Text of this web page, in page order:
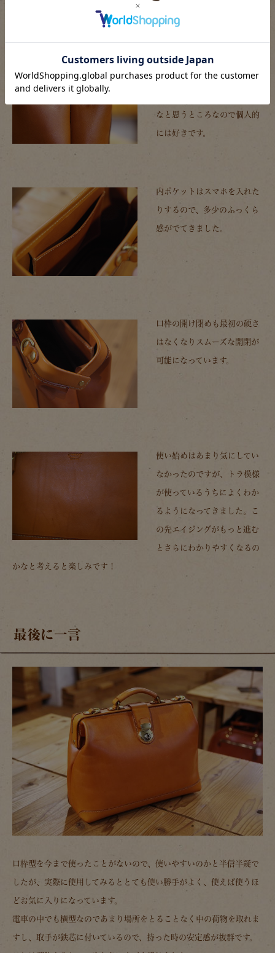
口枠の先端が当たるのでマチ
にもあたりがついています。
なと思うところなので個人的
には好きです。
内ポケットはスマホを入れた
りするので、多少のふっくら
感がでてきました。
口枠の開け閉めも最初の硬さ
はなくなりスムーズな開閉が
可能になっています。
使い始めはあまり気にしてい
なかったのですが、トラ模様
が使っているうちによくわか
るようになってきました。こ
の先エイジングがもっと進む
とさらにわかりやすくなるの
かなと考えると楽しみです！
最後に一言
口枠型を今まで使ったことがないので、使いやすいのかと半信半疑で
したが、実際に使用してみるととても使い勝手がよく、使えば使うほ
どお気に入りになっています。
電車の中でも横型なのであまり場所をとることなく中の荷物を取れま
すし、取手が鉄芯に付いているので、持った時の安定感が抜群です。